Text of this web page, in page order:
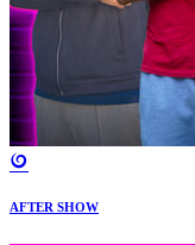
AFTER SHOW